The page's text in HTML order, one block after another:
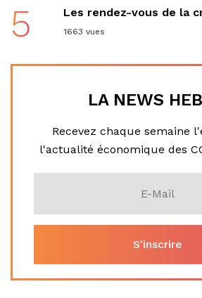
5 Les rendez-vous de la
1663 vues
LA NEWS
Recevez chaque semaine
l'actualité économique des